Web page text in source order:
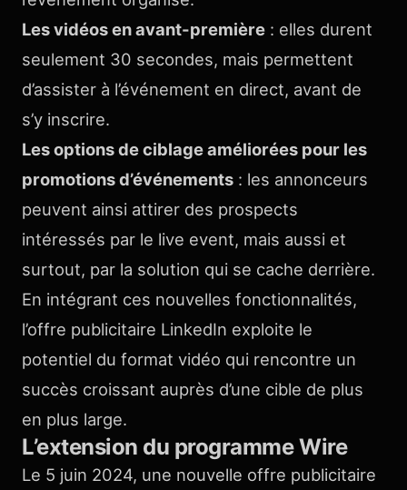
Les vidéos en avant-première : elles durent
seulement 30 secondes, mais permettent
d’assister à l’événement en direct, avant de
s’y inscrire.
Les options de ciblage améliorées pour les
promotions d’événements : les annonceurs
peuvent ainsi attirer des prospects
intéressés par le live event, mais aussi et
surtout, par la solution qui se cache derrière.
En intégrant ces nouvelles fonctionnalités,
l’offre publicitaire LinkedIn exploite le
potentiel du format vidéo qui rencontre un
succès croissant auprès d’une cible de plus
en plus large.
L’extension du programme Wire
Le 5 juin 2024, une nouvelle offre publicitaire